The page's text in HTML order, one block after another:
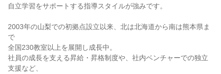
自立学習をサポートする指導スタイルが強みです。
2003年の山梨での初拠点設立以来、北は北海道から南は熊本県ま
で
全国230教室以上を展開し成長中。
社員の成長を支える昇給・昇格制度や、社内ベンチャーでの独立
支援など、